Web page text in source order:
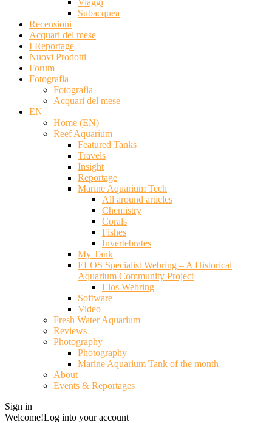
Viaggi
Subacquea
Recensioni
Acquari del mese
I Reportage
Nuovi Prodotti
Forum
Fotografia
Fotografia
Acquari del mese
EN
Home (EN)
Reef Aquarium
Featured Tanks
Travels
Insight
Reportage
Marine Aquarium Tech
All around articles
Chemistry
Corals
Fishes
Invertebrates
My Tank
ELOS Specialist Webring – A Historical
Aquarium Community Project
Elos Webring
Software
Video
Fresh Water Aquarium
Reviews
Photography
Photography
Marine Aquarium Tank of the month
About
Events & Reportages
Sign in
Welcome!Log into your account